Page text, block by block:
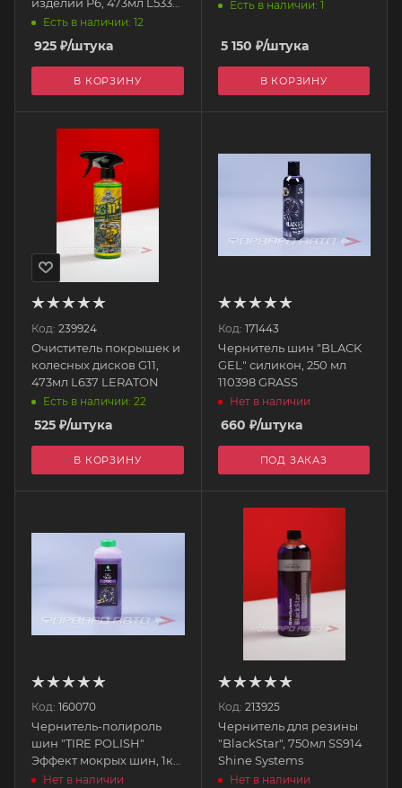
LERATON
Есть в наличии: 12
925 ₽/штука
В КОРЗИНУ
Есть в наличии: 1
5 150 ₽/штука
В КОРЗИНУ
Код: 239924
Очиститель покрышек и
колесных дисков G11,
473мл L637 LERATON
Есть в наличии: 22
525 ₽/штука
В КОРЗИНУ
Код: 171443
Чернитель шин "BLACK
GEL" силикон, 250 мл
110398 GRASS
Нет в наличии
660 ₽/штука
ПОД ЗАКАЗ
Код: 160070
Чернитель-полироль
шин "TIRE POLISH"
Эффект мокрых шин, 1кг
121201 GRASS
Нет в наличии
Код: 213925
Чернитель для резины
"BlackStar", 750мл SS914
Shine Systems
Нет в наличии